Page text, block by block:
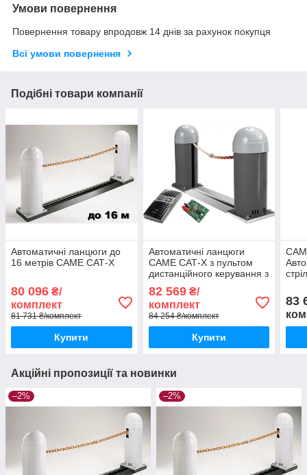
Умови повернення
Повернення товару впродовж 14 днів за рахунок покупця
Всі умови повернення
Подібні товари компанії
Автоматичні ланцюги до
16 метрів CAME САТ-X
80 096 ₴/
комплект
81 731 ₴/комплект
Купити
Автоматичні ланцюги
CAME САТ-X з пультом
дистанційного керування з
захистом від копіювання
TWIN
82 569₴/
комплект
84 254 ₴/комплект
Купити
83
Акційні пропозиції та новинки
–2% –2%